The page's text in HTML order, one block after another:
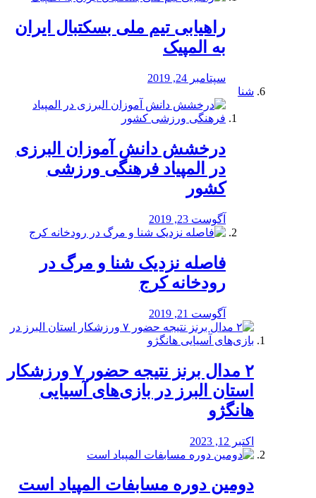
راهیابی تیم ملی بسکتبال ایران
به المپیک
سپتامبر 24, 2019
شنا
درخشش دانش آموزان البرزی
در المپیاد فرهنگی ورزشی
کشور
آگوست 23, 2019
️فاصله نزدیک شنا و مرگ در
رودخانه کرج
آگوست 21, 2019
۲ مدال برنز نتیجه حضور ۷ ورزشکار
استان البرز در بازی‌های آسیایی
هانگژو
اکتبر 12, 2023
دومین دوره مسابفات المپیاد است